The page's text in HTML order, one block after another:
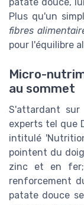
Plus qu'un
fibres
pour l'équilibre
Micro-
au sommet
S'attardant
experts tel que
intitulé
pointent du
zinc et en fer;
renforcement
patate douce